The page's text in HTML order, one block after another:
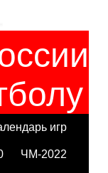
игр
ЧМ-2022